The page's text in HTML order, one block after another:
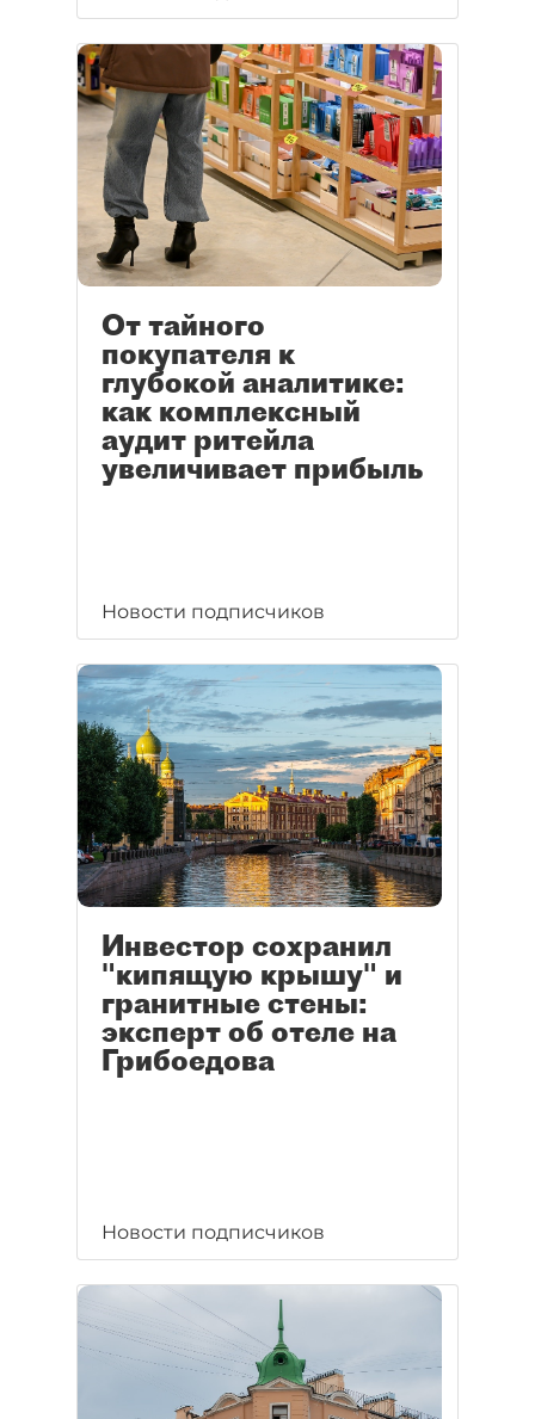
От тайного
покупателя к
глубокой аналитике:
как комплексный
аудит ритейла
увеличивает прибыль
Новости подписчиков
Инвестор сохранил
"кипящую крышу" и
гранитные стены:
эксперт об отеле на
Грибоедова
Новости подписчиков